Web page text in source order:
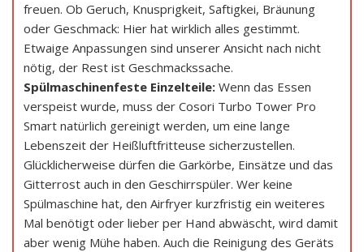
freuen. Ob Geruch, Knusprigkeit, Saftigkei, Bräunung
oder Geschmack: Hier hat wirklich alles gestimmt.
Etwaige Anpassungen sind unserer Ansicht nach nicht
nötig, der Rest ist Geschmackssache.
Spülmaschinenfeste Einzelteile: Wenn das Essen
verspeist wurde, muss der Cosori Turbo Tower Pro
Smart natürlich gereinigt werden, um eine lange
Lebenszeit der Heißluftfritteuse sicherzustellen.
Glücklicherweise dürfen die Garkörbe, Einsätze und das
Gitterrost auch in den Geschirrspüler. Wer keine
Spülmaschine hat, den Airfryer kurzfristig ein weiteres
Mal benötigt oder lieber per Hand abwäscht, wird damit
aber wenig Mühe haben. Auch die Reinigung des Geräts